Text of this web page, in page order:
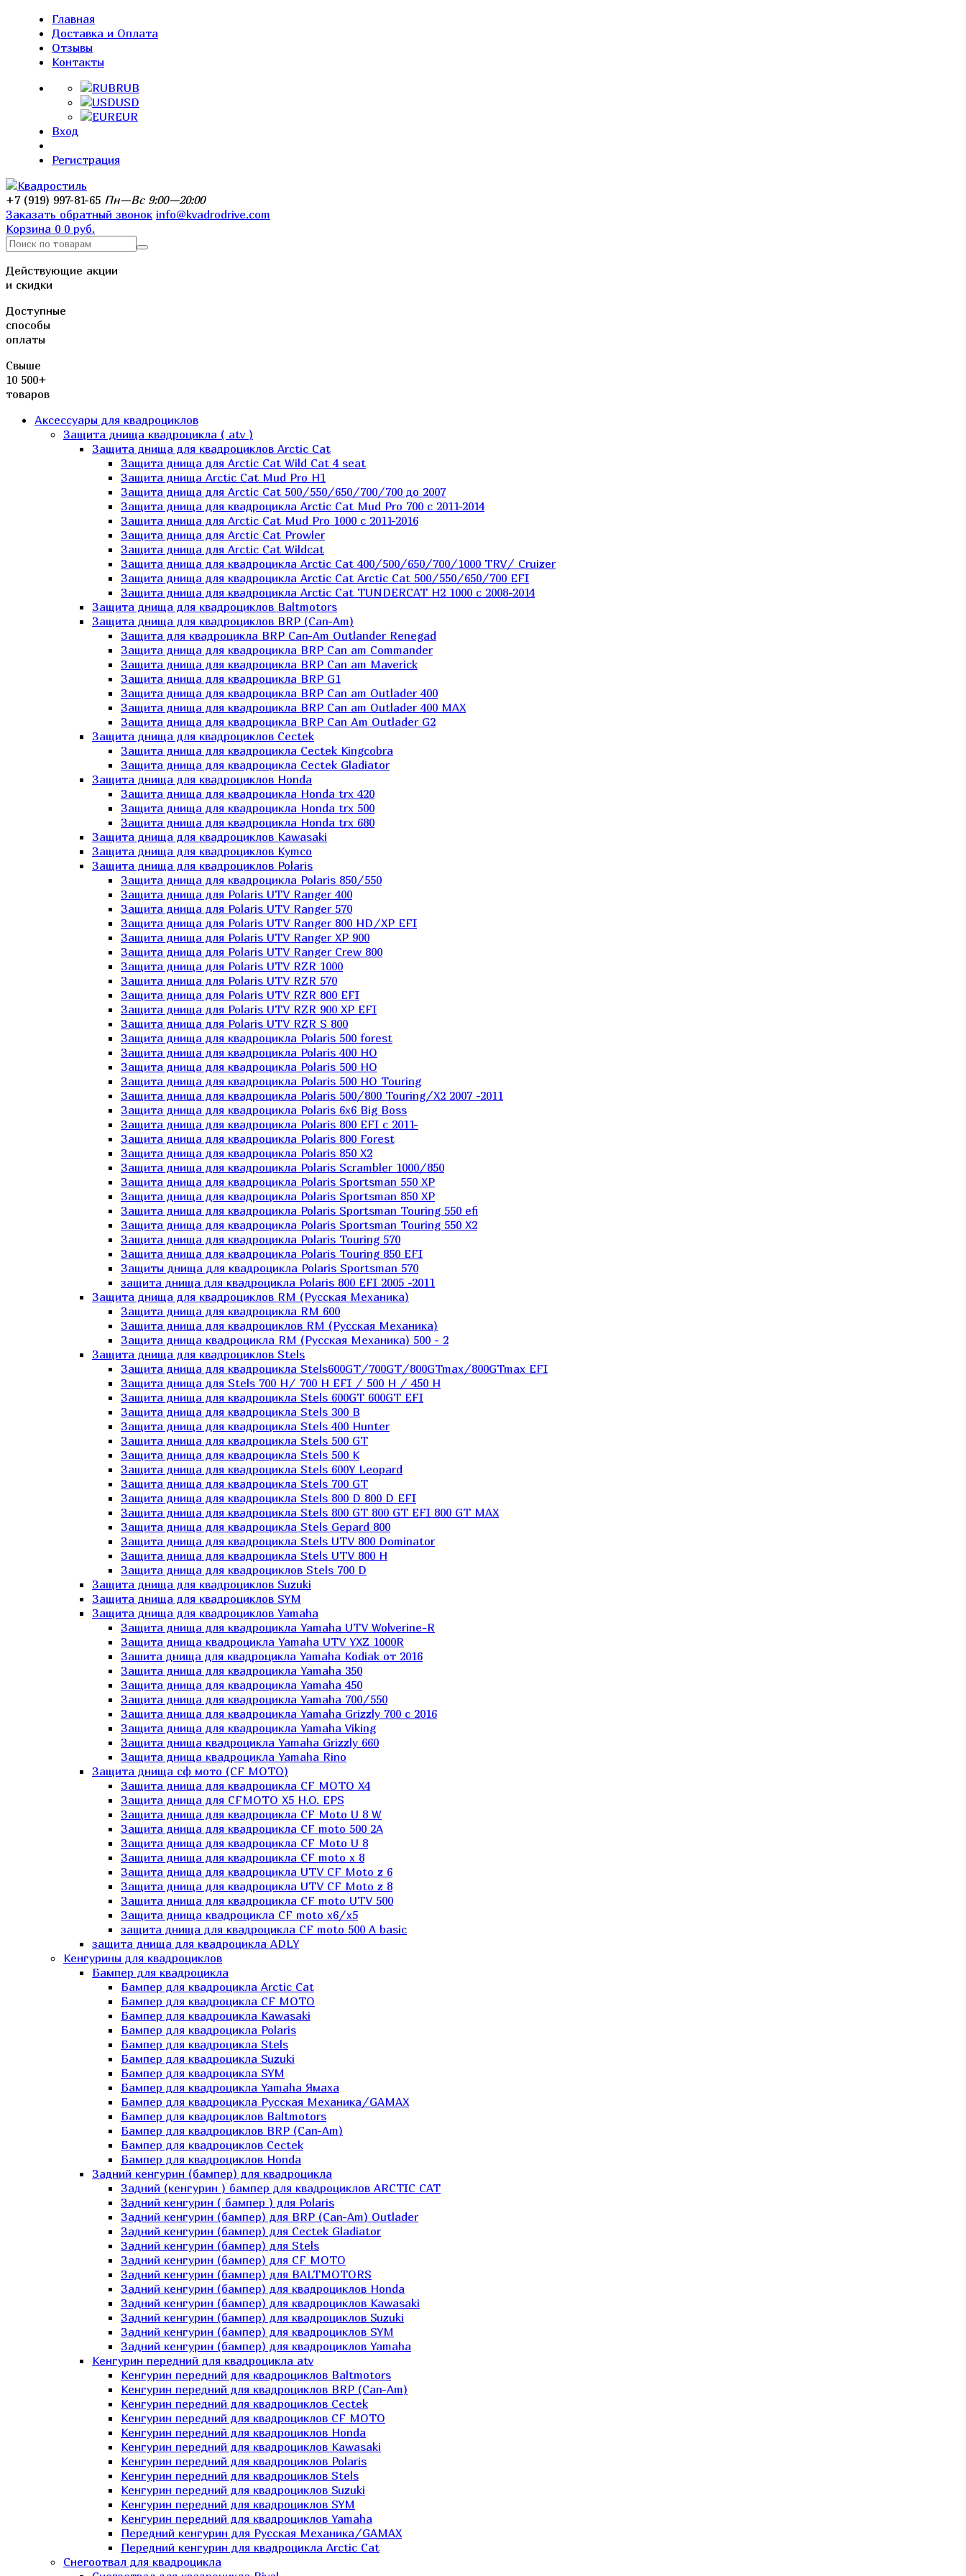
Главная
Доставка и Оплата
Отзывы
Контакты
RUB
USD
EUR
Вход
Регистрация
+7 (919) 997-81-65 Пн—Вс 9:00—20:00
Заказать обратный звонок info@kvadrodrive.com
Корзина 0 0 руб.
Действующие акции
и скидки
Доступные
способы
оплаты
Свыше
10 500+
товаров
Аксессуары для квадроциклов
Защита днища квадроцикла ( atv )
Защита днища для квадроциклов Arctic Cat
Защита днища для Arctic Cat Wild Cat 4 seat
Защита днища Arctic Cat Mud Pro H1
Защита днища для Arctic Cat 500/550/650/700/700 до 2007
Защита днища для квадроцикла Arctic Cat Mud Pro 700 с 2011-2014
Защита днища для Arctic Cat Mud Pro 1000 c 2011-2016
Защита днища для Arctic Cat Prowler
Защита днища для Arctic Cat Wildcat
Защита днища для квадроцикла Arctic Cat 400/500/650/700/1000 TRV/ Cruizer
Защита днища для квадроцикла Arctic Cat Arctic Cat 500/550/650/700 EFI
Защита днища для квадроцикла Arctic Cat TUNDERCAT H2 1000 c 2008-2014
Защита днища для квадроциклов Baltmotors
Защита днища для квадроциклов BRP (Can-Am)
Защита для квадроцикла BRP Can-Am Outlander Renegad
Защита днища для квадроцикла BRP Can am Commander
Защита днища для квадроцикла BRP Can am Maverick
Защита днища для квадроцикла BRP G1
Защита днища для квадроцикла BRP Can am Outlader 400
Защита днища для квадроцикла BRP Can am Outlader 400 MAX
Защита днища для квадроцикла BRP Can Аm Outlader G2
Защита днища для квадроциклов Cectek
Защита днища для квадроцикла Cectek Kingcobra
Защита днища для квадроцикла Cectek Gladiator
Защита днища для квадроциклов Honda
Защита днища для квадроцикла Honda trx 420
Защита днища для квадроцикла Honda trx 500
Защита днища для квадроцикла Honda trx 680
Защита днища для квадроциклов Kawasaki
Защита днища для квадроциклов Kymco
Защита днища для квадроциклов Polaris
Защита днища для квадроцикла Polaris 850/550
Защита днища для Polaris UTV Ranger 400
Защита днища для Polaris UTV Ranger 570
Защита днища для Polaris UTV Ranger 800 HD/XP EFI
Защита днища для Polaris UTV Ranger XP 900
Защита днища для Polaris UTV Ranger Сrew 800
Защита днища для Polaris UTV RZR 1000
Защита днища для Polaris UTV RZR 570
Защита днища для Polaris UTV RZR 800 EFI
Защита днища для Polaris UTV RZR 900 XP EFI
Защита днища для Polaris UTV RZR S 800
Защита днища для квадроцикла Polaris 500 forest
Защита днища для квадроцикла Polaris 400 HO
Защита днища для квадроцикла Polaris 500 HO
Защита днища для квадроцикла Polaris 500 HO Touring
Защита днища для квадроцикла Polaris 500/800 Touring/X2 2007 -2011
Защита днища для квадроцикла Polaris 6х6 Big Boss
Защита днища для квадроцикла Polaris 800 EFI с 2011-
Защита днища для квадроцикла Polaris 800 Forest
Защита днища для квадроцикла Polaris 850 X2
Защита днища для квадроцикла Polaris Scrambler 1000/850
Защита днища для квадроцикла Polaris Sportsman 550 XP
Защита днища для квадроцикла Polaris Sportsman 850 XP
Защита днища для квадроцикла Polaris Sportsman Touring 550 efi
Защита днища для квадроцикла Polaris Sportsman Touring 550 X2
Защита днища для квадроцикла Polaris Touring 570
Защита днища для квадроцикла Polaris Touring 850 EFI
Защиты днища для квадроцикла Polaris Sportsman 570
защита днища для квадроцикла Polaris 800 EFI 2005 -2011
Защита днища для квадроциклов RM (Русская Механика)
Защита днища для квадроцикла RM 600
Защита днища для квадроциклов RM (Русская Механика)
Защита днища квадроцикла RM (Русская Механика) 500 - 2
Защита днища для квадроциклов Stels
Защита днища для квадроцикла Stels600GT/700GT/800GTmax/800GTmax EFI
Защита днища для Stels 700 H/ 700 H EFI / 500 H / 450 H
Защита днища для квадроцикла Stels 600GT 600GT EFI
Защита днища для квадроцикла Stels 300 B
Защита днища для квадроцикла Stels 400 Hunter
Защита днища для квадроцикла Stels 500 GT
Защита днища для квадроцикла Stels 500 K
Защита днища для квадроцикла Stels 600Y Leopard
Защита днища для квадроцикла Stels 700 GT
Защита днища для квадроцикла Stels 800 D 800 D EFI
Защита днища для квадроцикла Stels 800 GT 800 GT EFI 800 GT MAX
Защита днища для квадроцикла Stels Gepard 800
Защита днища для квадроцикла Stels UTV 800 Dominator
Защита днища для квадроцикла Stels UTV 800 H
Защита днища для квадроциклов Stels 700 D
Защита днища для квадроциклов Suzuki
Защита днища для квадроциклов SYM
Защита днища для квадроциклов Yamaha
Защита днища для квадроцикла Yamaha UTV Wolverine-R
Защита днища квадроцикла Yamaha UTV YXZ 1000R
Зашита днища для квадроцикла Yamaha Kodiak от 2016
Защита днища для квадроцикла Yamaha 350
Защита днища для квадроцикла Yamaha 450
Защита днища для квадроцикла Yamaha 700/550
Защита днища для квадроцикла Yamaha Grizzly 700 с 2016
Защита днища для квадроцикла Yamaha Viking
Защита днища квадроцикла Yamaha Grizzly 660
Защита днища квадроцикла Yamaha Rino
Защита днища сф мото (CF MOTO)
Защита днища для квадроцикла CF MOTO X4
Защита днища для CFMOTO X5 H.O. EPS
Защита днища для квадроцикла CF Moto U 8 W
Защита днища для квадроцикла CF moto 500 2A
Защита днища для квадроцикла CF Moto U 8
Защита днища для квадроцикла CF moto x 8
Защита днища для квадроцикла UTV CF Moto z 6
Защита днища для квадроцикла UTV CF Moto z 8
Защита днища для квадроцикла СF moto UTV 500
Защита днища квадроцикла СF moto x6/x5
защита днища для квадроцикла CF moto 500 A basic
защита днища для квадроцикла ADLY
Кенгурины для квадроциклов
Бампер для квадроцикла
Бампер для квадроцикла Arctic Cat
Бампер для квадроцикла CF MOTO
Бампер для квадроцикла Kawasaki
Бампер для квадроцикла Polaris
Бампер для квадроцикла Stels
Бампер для квадроцикла Suzuki
Бампер для квадроцикла SYM
Бампер для квадроцикла Yamaha Ямаха
Бампер для квадроцикла Русская Механика/GAMAX
Бампер для квадроциклов Baltmotors
Бампер для квадроциклов BRP (Can-Am)
Бампер для квадроциклов Cectek
Бампер для квадроциклов Honda
Задний кенгурин (бампер) для квадроцикла
Задний (кенгурин ) бампер для квадроциклов ARCTIC CAT
Задний кенгурин ( бампер ) для Polaris
Задний кенгурин (бампер) для BRP (Can-Am) Outlader
Задний кенгурин (бампер) для Cectek Gladiator
Задний кенгурин (бампер) для Stels
Задний кенгурин (бампер) для СF MOTO
Задний кенгурин (бампер) для BALTMOTORS
Задний кенгурин (бампер) для квадроциклов Honda
Задний кенгурин (бампер) для квадроциклов Kawasaki
Задний кенгурин (бампер) для квадроциклов Suzuki
Задний кенгурин (бампер) для квадроциклов SYM
Задний кенгурин (бампер) для квадроциклов Yamaha
Кенгурин передний для квадроцикла atv
Кенгурин передний для квадроциклов Baltmotors
Кенгурин передний для квадроциклов BRP (Can-Am)
Кенгурин передний для квадроциклов Cectek
Кенгурин передний для квадроциклов CF MOTO
Кенгурин передний для квадроциклов Honda
Кенгурин передний для квадроциклов Kawasaki
Кенгурин передний для квадроциклов Polaris
Кенгурин передний для квадроциклов Stels
Кенгурин передний для квадроциклов Suzuki
Кенгурин передний для квадроциклов SYM
Кенгурин передний для квадроциклов Yamaha
Передний кенгурин для Русская Механика/GAMAX
Передний кенгурин для квадроцикла Arctic Cat
Снегоотвал для квадроцикла